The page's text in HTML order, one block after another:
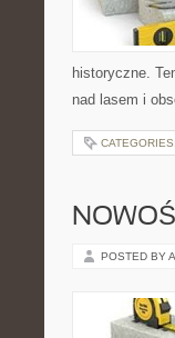
historyczne.
nad lasem i
CATEGORIES:
POSTED BY